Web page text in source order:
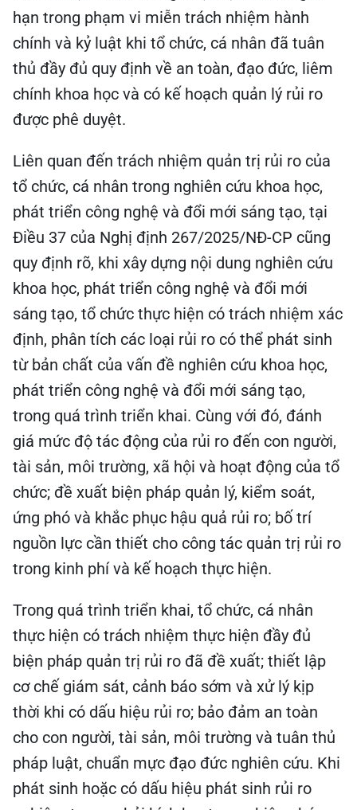
hạn trong phạm vi miễn trách nhiệm hành
chính và kỷ luật khi tổ chức, cá nhân đã tuân
thủ đầy đủ quy định về an toàn, đạo đức, liêm
chính khoa học và có kế hoạch quản lý rủi ro
được phê duyệt.
Liên quan đến trách nhiệm quản trị rủi ro của
tổ chức, cá nhân trong nghiên cứu khoa học,
phát triển công nghệ và đổi mới sáng tạo, tại
Điều 37 của Nghị định 267/2025/NĐ-CP cũng
quy định rõ, khi xây dựng nội dung nghiên cứu
khoa học, phát triển công nghệ và đổi mới
sáng tạo, tổ chức thực hiện có trách nhiệm xác
định, phân tích các loại rủi ro có thể phát sinh
từ bản chất của vấn đề nghiên cứu khoa học,
phát triển công nghệ và đổi mới sáng tạo,
trong quá trình triển khai. Cùng với đó, đánh
giá mức độ tác động của rủi ro đến con người,
tài sản, môi trường, xã hội và hoạt động của tổ
chức; đề xuất biện pháp quản lý, kiểm soát,
ứng phó và khắc phục hậu quả rủi ro; bố trí
nguồn lực cần thiết cho công tác quản trị rủi ro
trong kinh phí và kế hoạch thực hiện.
Trong quá trình triển khai, tổ chức, cá nhân
thực hiện có trách nhiệm thực hiện đầy đủ
biện pháp quản trị rủi ro đã đề xuất; thiết lập
cơ chế giám sát, cảnh báo sớm và xử lý kịp
thời khi có dấu hiệu rủi ro; bảo đảm an toàn
cho con người, tài sản, môi trường và tuân thủ
pháp luật, chuẩn mực đạo đức nghiên cứu. Khi
phát sinh hoặc có dấu hiệu phát sinh rủi ro